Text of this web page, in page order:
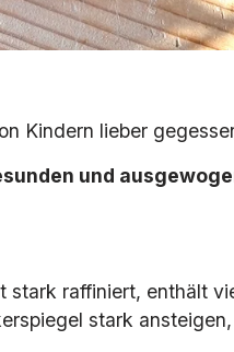
Kindern lieber
und
stark raffiniert, enthält
stark